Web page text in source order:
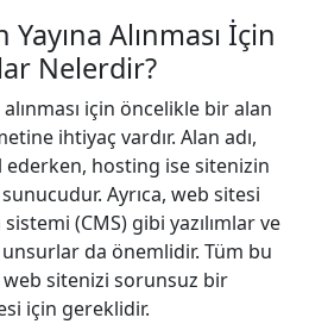
Alınması İçin
Nelerdir?
için öncelikle bir alan
ihtiyaç vardır. Alan adı,
hosting ise sitenizin
sunucudur. Ayrıca, web sitesi
(CMS) gibi yazılımlar ve
da önemlidir. Tüm bu
web sitenizi sorunsuz bir
için gereklidir.